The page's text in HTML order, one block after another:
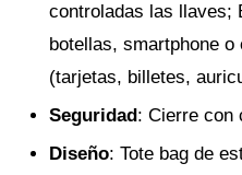
controladas las llaves;
botellas, smartphone o
(tarjetas, billetes,
Seguridad: Cierre con
Diseño: Tote bag de